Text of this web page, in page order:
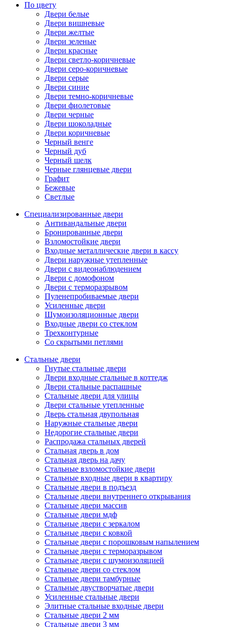
По цвету
Двери белые
Двери вишневые
Двери желтые
Двери зеленые
Двери красные
Двери светло-коричневые
Двери серо-коричневые
Двери серые
Двери синие
Двери темно-коричневые
Двери фиолетовые
Двери черные
Двери шоколадные
Двери коричневые
Черный венге
Черный дуб
Черный шелк
Черные глянцевые двери
Графит
Бежевые
Светлые
Специализированные двери
Антивандальные двери
Бронированные двери
Взломостойкие двери
Входные металлические двери в кассу
Двери наружные утепленные
Двери с видеонаблюдением
Двери с домофоном
Двери с терморазрывом
Пуленепробиваемые двери
Усиленные двери
Шумоизоляционные двери
Входные двери со стеклом
Трехконтурные
Со скрытыми петлями
Стальные двери
Гнутые стальные двери
Двери входные стальные в коттедж
Двери стальные распашные
Стальные двери для улицы
Двери стальные утепленные
Дверь стальная двупольная
Наружные стальные двери
Недорогие стальные двери
Распродажа стальных дверей
Стальная дверь в дом
Стальная дверь на дачу
Стальные взломостойкие двери
Стальные входные двери в квартиру
Стальные двери в подъезд
Стальные двери внутреннего открывания
Стальные двери массив
Стальные двери мдф
Стальные двери с зеркалом
Стальные двери с ковкой
Стальные двери с порошковым напылением
Стальные двери с терморазрывом
Стальные двери с шумоизоляцией
Стальные двери со стеклом
Стальные двери тамбурные
Стальные двустворчатые двери
Усиленные стальные двери
Элитные стальные входные двери
Стальные двери 2 мм
Стальные двери 3 мм